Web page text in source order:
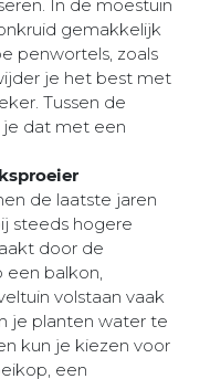
In de moestuin
gemakkelijk
penwortels, zoals
je het best met
Tussen de
dat met een
de laatste jaren
steeds hogere
door de
een balkon,
volstaan vaak
je planten water te
kun je kiezen voor
een